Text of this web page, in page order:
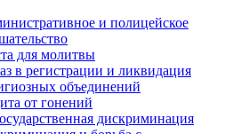
и полицейское
для молитвы
в регистрации и ликвидация
объединений
от гонений
дискриминация